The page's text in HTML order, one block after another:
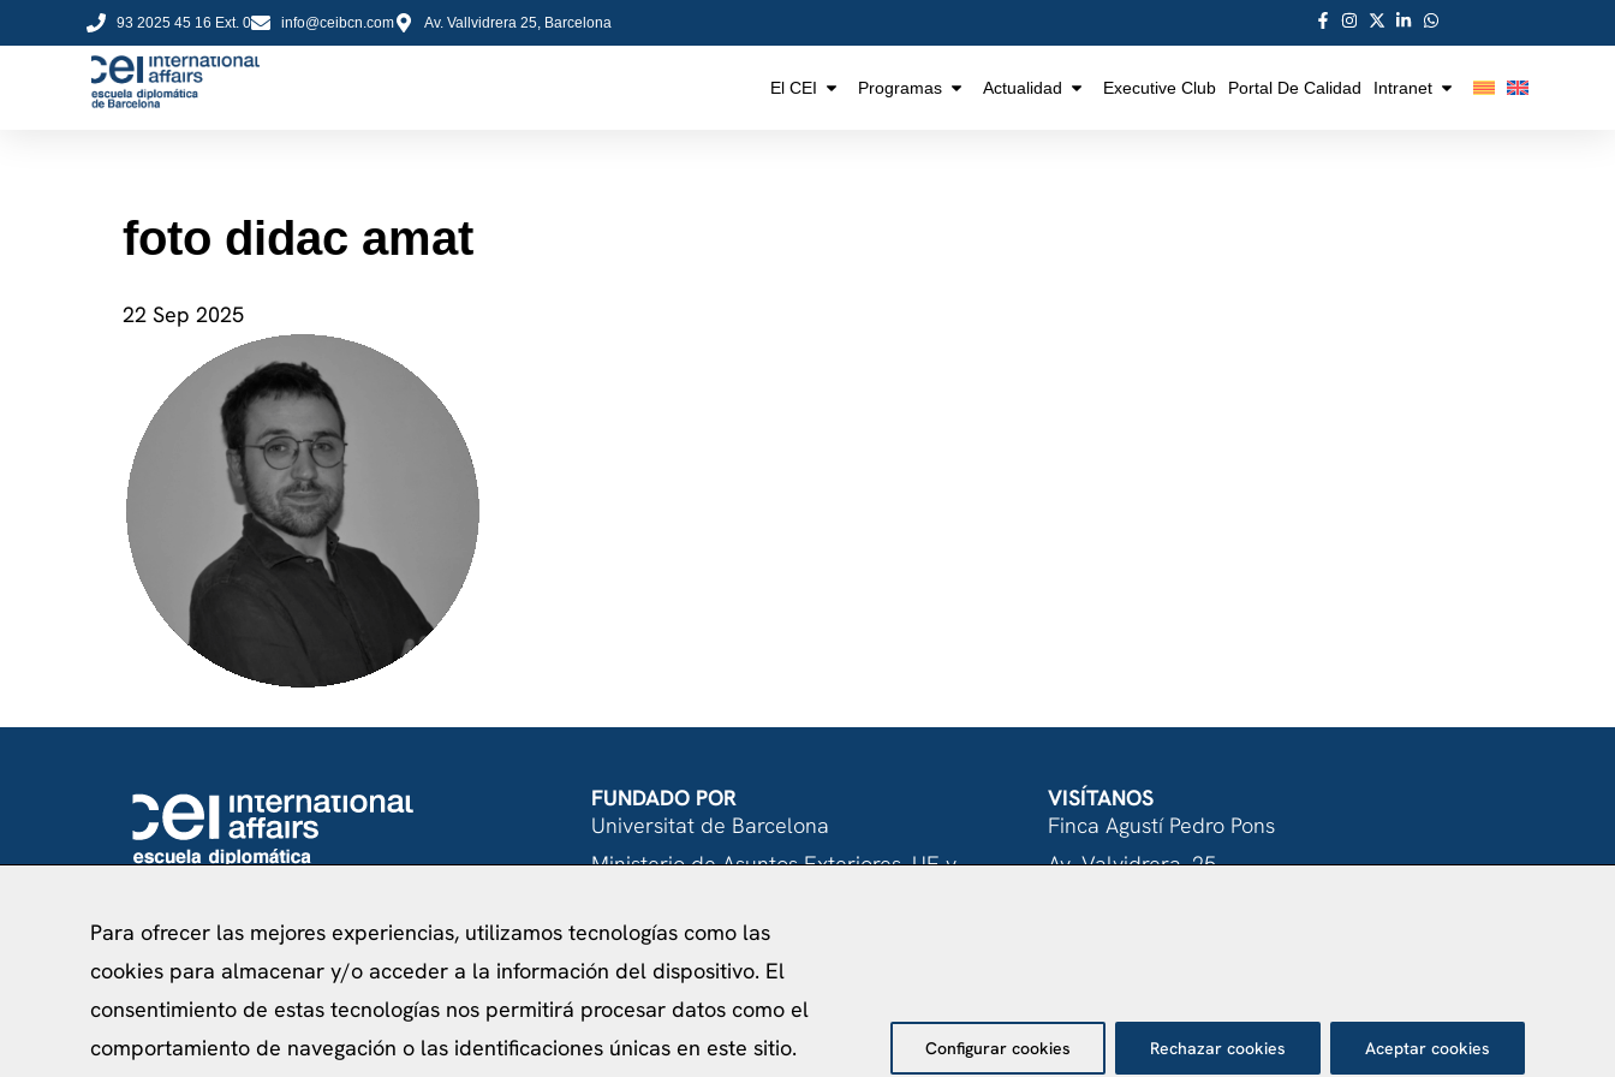
93 2025 45 16 Ext. 0 info@ceibcn.com Av. Vallvidrera 25, Barcelona
El CEI Programas Actualidad Executive Club Portal De Calidad Intranet
foto didac amat
22 Sep 2025
93 205 45 16 Ext. 0
FUNDADO POR
Universitat de Barcelona
Ministerio de Asuntos Exteriores, UE y
Fundación "la Caixa"
VISÍTANOS
Finca Agustí Pedro Pons
Av. Valvidrera, 25
Para ofrecer las mejores experiencias, utilizamos tecnologías como las
cookies para almacenar y/o acceder a la información del dispositivo. El
consentimiento de estas tecnologías nos permitirá procesar datos como el
comportamiento de navegación o las identificaciones únicas en este sitio.
Configurar cookies Rechazar cookies Aceptar cookies